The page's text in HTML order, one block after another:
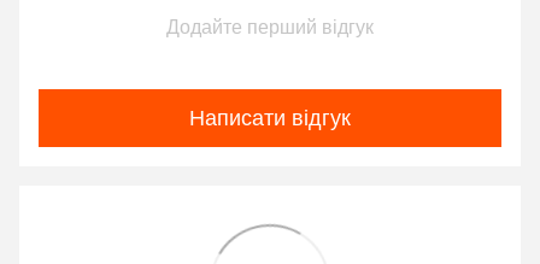
Додайте перший відгук
Написати відгук